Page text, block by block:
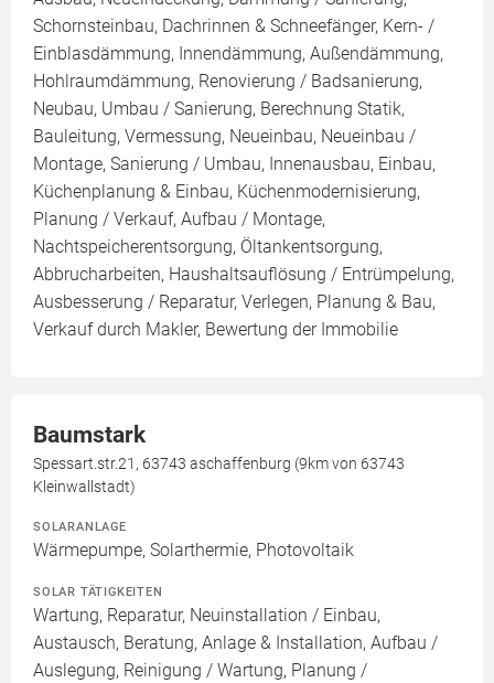
Schornsteinbau, Dachrinnen & Schneefänger, Kern- /
Einblasdämmung, Innendämmung, Außendämmung,
Hohlraumdämmung, Renovierung / Badsanierung,
Neubau, Umbau / Sanierung, Berechnung Statik,
Bauleitung, Vermessung, Neueinbau, Neueinbau /
Montage, Sanierung / Umbau, Innenausbau, Einbau,
Küchenplanung & Einbau, Küchenmodernisierung,
Planung / Verkauf, Aufbau / Montage,
Nachtspeicherentsorgung, Öltankentsorgung,
Abbrucharbeiten, Haushaltsauflösung / Entrümpelung,
Ausbesserung / Reparatur, Verlegen, Planung & Bau,
Verkauf durch Makler, Bewertung der Immobilie
Baumstark
Spessart.str.21, 63743 aschaffenburg (9km von 63743
Kleinwallstadt)
SOLARANLAGE
Wärmepumpe, Solarthermie, Photovoltaik
SOLAR TÄTIGKEITEN
Wartung, Reparatur, Neuinstallation / Einbau,
Austausch, Beratung, Anlage & Installation, Aufbau /
Auslegung, Reinigung / Wartung, Planung /